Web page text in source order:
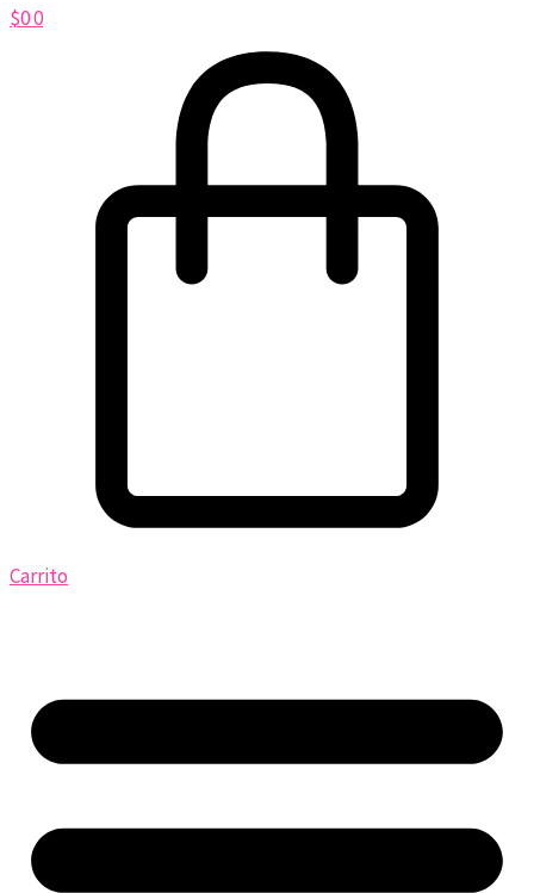
$00
Carrito